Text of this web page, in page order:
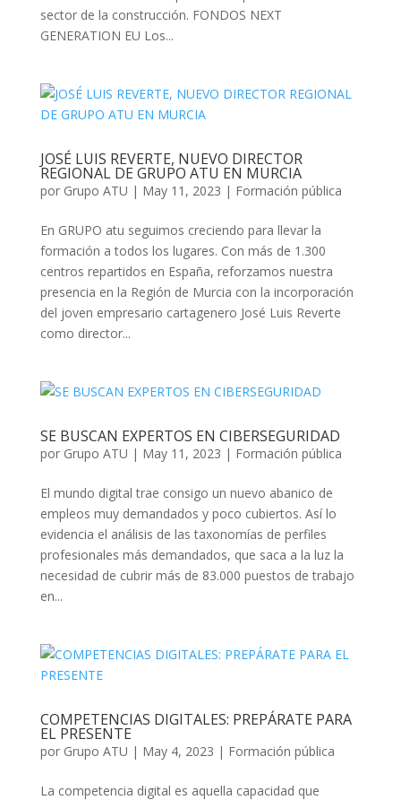
sector de la construcción. FONDOS NEXT
GENERATION EU Los...
JOSÉ LUIS REVERTE, NUEVO DIRECTOR
REGIONAL DE GRUPO ATU EN MURCIA
por Grupo ATU | May 11, 2023 | Formación pública
En GRUPO atu seguimos creciendo para llevar la
formación a todos los lugares. Con más de 1.300
centros repartidos en España, reforzamos nuestra
presencia en la Región de Murcia con la incorporación
del joven empresario cartagenero José Luis Reverte
como director...
SE BUSCAN EXPERTOS EN CIBERSEGURIDAD
por Grupo ATU | May 11, 2023 | Formación pública
El mundo digital trae consigo un nuevo abanico de
empleos muy demandados y poco cubiertos. Así lo
evidencia el análisis de las taxonomías de perfiles
profesionales más demandados, que saca a la luz la
necesidad de cubrir más de 83.000 puestos de trabajo
en...
COMPETENCIAS DIGITALES: PREPÁRATE PARA
EL PRESENTE
por Grupo ATU | May 4, 2023 | Formación pública
La competencia digital es aquella capacidad que